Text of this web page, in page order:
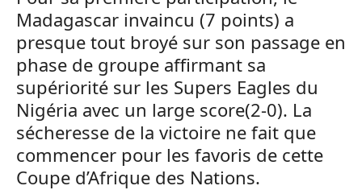
Madagascar invaincu (7 points) a
presque tout broyé sur son passage en
phase de groupe affirmant sa
supériorité sur les Supers Eagles du
Nigéria avec un large score(2-0). La
sécheresse de la victoire ne fait que
commencer pour les favoris de cette
Coupe d’Afrique des Nations.